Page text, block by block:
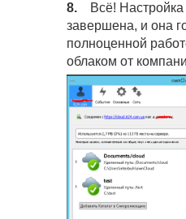
8.Всё! Настройка
завершена, и она
полноценной
облаком от